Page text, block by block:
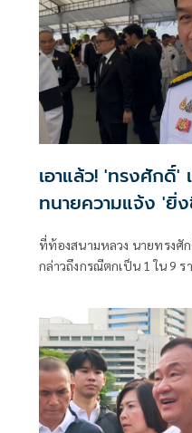
เอาแล้ว! 'ทรงศักดิ์'
ทนายความแจ้ง 'ยิ่
สภ.บึงกาฬ
ที่ท้องสนามหลวง นายทรงศั
กล่าวถึงกรณีตกเป็น 1 ใน 9